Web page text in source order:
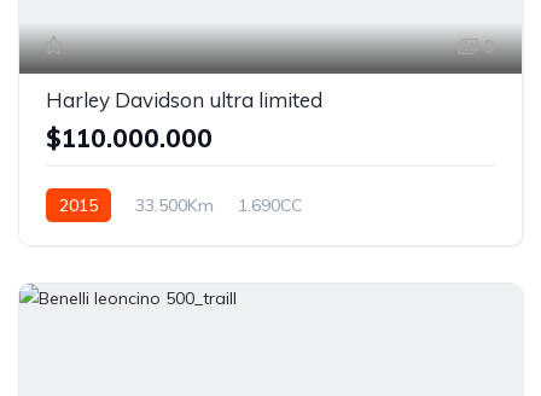
9
Harley Davidson ultra limited
$110.000.000
2015 33.500Km 1.690CC